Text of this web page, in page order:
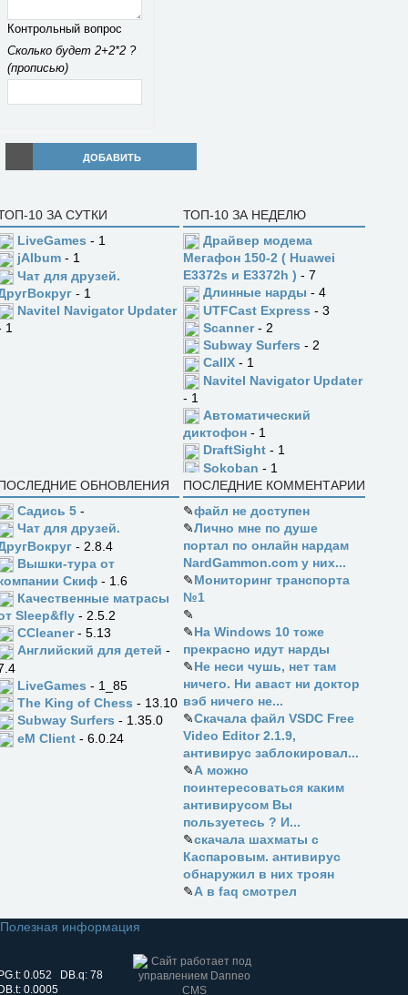
Контрольный вопрос
Сколько будет 2+2*2 ?
(прописью)
ДОБАВИТЬ
10 ЗА СУТКИ
LiveGames - 1
jAlbum - 1
Чат для друзей.
- 1
Navitel Navigator Updater
1
ТОП-10 ЗА НЕДЕЛЮ
Драйвер модема
Мегафон 150-2 ( Huawei
E3372s и E3372h ) - 7
Длинные нарды - 4
UTFCast Express - 3
Scanner- 2
Subway Surfers - 2
CallX - 1
Navitel Navigator Updater
- 1
Автоматический
диктофон - 1
DraftSight - 1
Sokoban - 1
ОБНОВЛЕНИЯ
Садись 5 -
Чат для друзей.
- 2.8.4
Вышки-тура от
Скиф - 1.6
Качественные матрасы
Sleep&fly - 2.5.2
CCleaner- 5.13
Английский для детей -
LiveGames - 1_85
The King of Chess - 13.10
Subway Surfers - 1.35.0
eM Client - 6.0.24
ПОСЛЕДНИЕ КОММЕНТАРИИ
✎файл не доступен
✎Лично мне по душе
портал по онлайн нардам
NardGammon.com у них...
✎Мониторинг транспорта
№1
✎
✎На Windows 10 тоже
прекрасно идут нарды
✎Не неси чушь, нет там
ничего. Ни аваст ни доктор
вэб ничего не...
✎Скачала файл VSDC Free
Video Editor 2.1.9,
антивирус заблокировал...
✎А можно
поинтересоваться каким
антивирусом Вы
пользуетесь ? И...
✎скачала шахматы с
Каспаровым. антивирус
обнаружил в них троян
✎А в faq смотрел
Полезная информация
0.052 DB.q: 78
0.0005